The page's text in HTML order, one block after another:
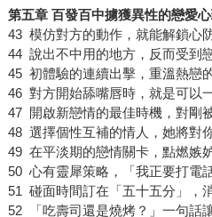
第五章 百發百中擄獲異性的戀愛
43 模仿對方的動作，就能解鎖心
44 說出不中用的地方，反而受到
45 初體驗的連續出擊，重溫熱戀
46 對方開始舔嘴唇時，就是可以
47 開啟新戀情的最佳時機，對剛
48 選擇個性互補的情人，她將對
49 在平淡期的戀情關卡，點燃嫉
50 心有靈犀策略，「我正要打電
51 碰面時間訂在「五十五分」，
52 「吃壽司還是燒烤？」一句話